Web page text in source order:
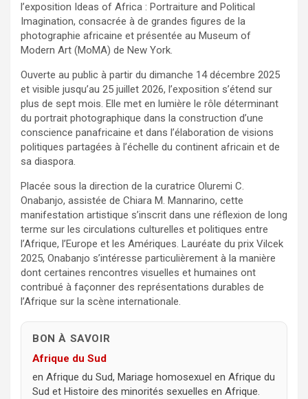
l’exposition Ideas of Africa : Portraiture and Political
Imagination, consacrée à de grandes figures de la
photographie africaine et présentée au Museum of
Modern Art (MoMA) de New York.
Ouverte au public à partir du dimanche 14 décembre 2025
et visible jusqu’au 25 juillet 2026, l’exposition s’étend sur
plus de sept mois. Elle met en lumière le rôle déterminant
du portrait photographique dans la construction d’une
conscience panafricaine et dans l’élaboration de visions
politiques partagées à l’échelle du continent africain et de
sa diaspora.
Placée sous la direction de la curatrice Oluremi C.
Onabanjo, assistée de Chiara M. Mannarino, cette
manifestation artistique s’inscrit dans une réflexion de long
terme sur les circulations culturelles et politiques entre
l’Afrique, l’Europe et les Amériques. Lauréate du prix Vilcek
2025, Onabanjo s’intéresse particulièrement à la manière
dont certaines rencontres visuelles et humaines ont
contribué à façonner des représentations durables de
l’Afrique sur la scène internationale.
BON À SAVOIR
Afrique du Sud
en Afrique du Sud, Mariage homosexuel en Afrique du
Sud et Histoire des minorités sexuelles en Afrique.